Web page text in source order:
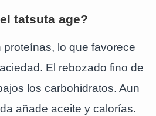
tatsuta age?
proteínas, lo que favorece
El rebozado fino de
los carbohidratos. Aun
añade aceite y calorías.